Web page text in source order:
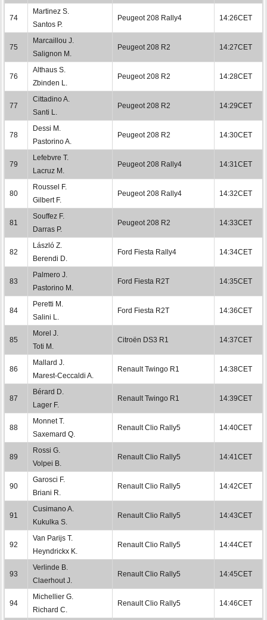
74
Martinez S.
Santos P.
Peugeot 208 Rally4 14:26CET
75
Marcaillou J.
Salignon M.
Peugeot 208 R2 14:27CET
76
Althaus S.
Zbinden L.
Peugeot 208 R2 14:28CET
77
Cittadino A.
Santi L.
Peugeot 208 R2 14:29CET
78
Dessi M.
Pastorino A.
Peugeot 208 R2 14:30CET
79
Lefebvre T.
Lacruz M.
Peugeot 208 Rally4 14:31CET
80
Roussel F.
Gilbert F.
Peugeot 208 Rally4 14:32CET
81
Souffez F.
Darras P.
Peugeot 208 R2 14:33CET
82
László Z.
Berendi D.
Ford Fiesta Rally4 14:34CET
83
Palmero J.
Pastorino M.
Ford Fiesta R2T 14:35CET
84
Peretti M.
Salini L.
Ford Fiesta R2T 14:36CET
85
Morel J.
Toti M.
Citroën DS3 R1 14:37CET
86
Mallard J.
Marest-Ceccaldi A.
Renault Twingo R1 14:38CET
87
Bérard D.
Lager F.
Renault Twingo R1 14:39CET
88
Monnet T.
Saxemard Q.
Renault Clio Rally5 14:40CET
89
Rossi G.
Volpei B.
Renault Clio Rally5 14:41CET
90
Garosci F.
Briani R.
Renault Clio Rally5 14:42CET
91
Cusimano A.
Kukulka S.
Renault Clio Rally5 14:43CET
92
Van Parijs T.
Heyndrickx K.
Renault Clio Rally5 14:44CET
93
Verlinde B.
Claerhout J.
Renault Clio Rally5 14:45CET
94
Michellier G.
Richard C.
Renault Clio Rally5 14:46CET